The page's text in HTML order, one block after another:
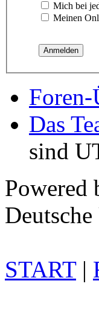
Mich bei
Meinen
Das
sind
Powered
START|